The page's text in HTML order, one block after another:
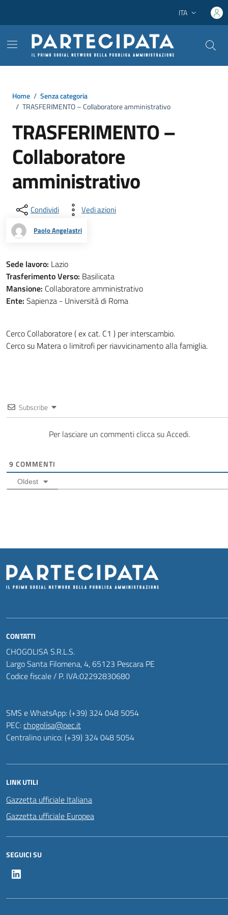
Lingua attiva:
ITA
Home / Senza categoria
/ TRASFERIMENTO – Collaboratore amministrativo
TRASFERIMENTO –
Collaboratore
amministrativo
Condividi Vedi azioni
Paolo Angelastri
Sede lavoro: Lazio
Trasferimento Verso: Basilicata
Mansione: Collaboratore amministrativo
Ente: Sapienza - Università di Roma
Cerco Collaboratore ( ex cat. C1 ) per interscambio.
Cerco su Matera o limitrofi per riavvicinamento alla famiglia.
Subscribe
Per lasciare un commenti clicca su Accedi.
9 COMMENTI
Oldest
CONTATTI
CHOGOLISA S.R.L.S.
Largo Santa Filomena, 4, 65123 Pescara PE
Codice fiscale / P. IVA:02292830680
SMS e WhatsApp: (+39) 324 048 5054
PEC:chogolisa@pec.it
Centralino unico: (+39) 324 048 5054
LINK UTILI
Gazzetta ufficiale Italiana
Gazzetta ufficiale Europea
SEGUICI SU